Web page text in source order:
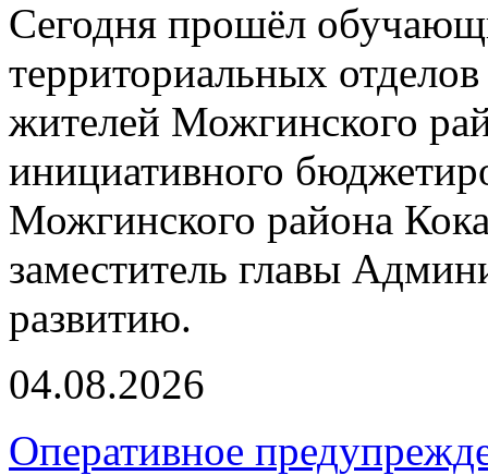
Сегодня прошёл
территориальных
жителей Можгинского
инициативного
Можгинского района
заместитель главы
развитию.
04.08.2026
Оперативное